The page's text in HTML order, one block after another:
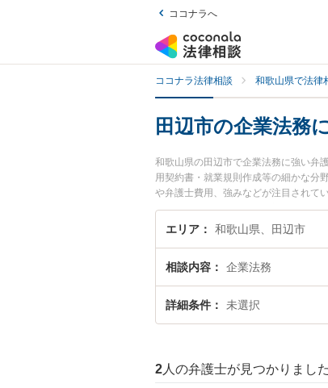
ココナラへ
ココナラ法律相談 和歌山県で法律
田辺市の企業法務
和歌山県の田辺市で企業法務に強い弁
用契約書・就業規則作成等の細かな分
や弁護士費用、強みなどが注目されて
の弁護士を検索したい』『初回相談無
エリア 和歌山県、田辺市
相談内容 企業法務
詳細条件 未選択
2 人の弁護士が見つかりました